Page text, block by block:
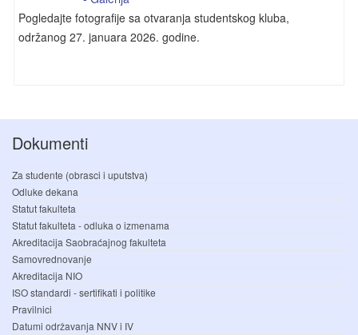
Pogledajte fotografije sa otvaranja studentskog kluba,
održanog 27. januara 2026. godine.
Dokumenti
Za studente (obrasci i uputstva)
Odluke dekana
Statut fakulteta
Statut fakulteta - odluka o izmenama
Akreditacija Saobraćajnog fakulteta
Samovrednovanje
Akreditacija NIO
ISO standardi - sertifikati i politike
Pravilnici
Datumi održavanja NNV i IV